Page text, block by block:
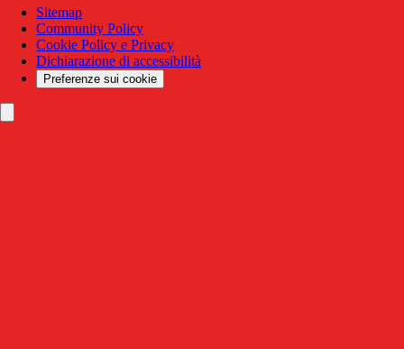
Sitemap
Community Policy
Cookie Policy e Privacy
Dichiarazione di accessibilità
Preferenze sui cookie